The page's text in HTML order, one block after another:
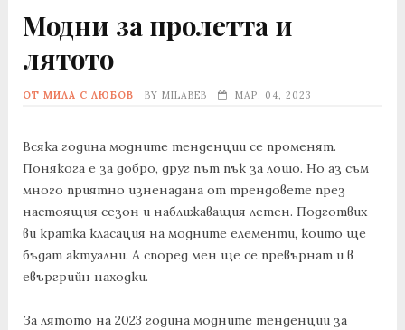
Модни за пролетта и
лятото
ОТ МИЛА С ЛЮБОВ BY MILABEB МАР. 04, 2023
Всяка година модните тенденции се променят.
Понякога е за добро, друг път пък за лошо. Но аз съм
много приятно изненадана от трендовете през
настоящия сезон и наближаващия летен. Подготвих
ви кратка класация на модните елементи, които ще
бъдат актуални. А според мен ще се превърнат и в
евъргрийн находки.
За лятото на 2023 година модните тенденции за